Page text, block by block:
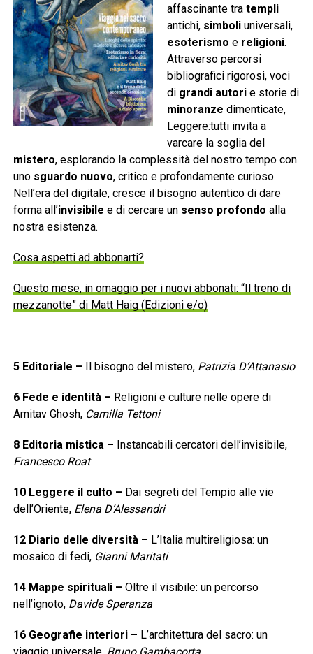
affascinante tra templi
antichi, simboliuniversali,
esoterismo e religioni.
Attraverso percorsi
bibliografici rigorosi, voci
di grandi autorie storie di
minoranze dimenticate,
Leggere:tutti invita a
varcare la soglia del
mistero, esplorando la complessità del nostro tempo con
uno sguardo nuovo, critico e profondamente curioso.
Nell’era del digitale, cresce il bisogno autentico di dare
forma all’invisibile e di cercare un senso profondo alla
nostra esistenza.
Cosa aspetti ad abbonarti?
Questo mese, in omaggio per i nuovi abbonati: “Il treno di
mezzanotte” di Matt Haig (Edizioni e/o)
5 Editoriale – Il bisogno del mistero, Patrizia D’Attanasio
6 Fede e identità– Religioni e culture nelle opere di
Amitav Ghosh, Camilla Tettoni
8 Editoria mistica– Instancabili cercatori dell’invisibile,
Francesco Roat
10 Leggere il culto – Dai segreti del Tempio alle vie
dell’Oriente, Elena D’Alessandri
12 Diario delle diversità– L’Italia multireligiosa: un
mosaico di fedi, Gianni Maritati
14 Mappe spirituali– Oltre il visibile: un percorso
nell’ignoto, Davide Speranza
16 Geografie interiori– L’architettura del sacro: un